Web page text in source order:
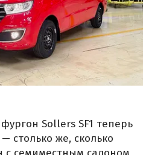
Sollers SF1 теперь
столько же, сколько